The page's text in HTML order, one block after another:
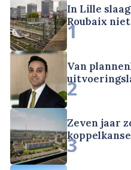
In Lille
Roubaix niet
1
Van
2
Zeven jaar
3